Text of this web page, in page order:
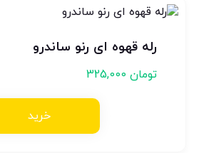
رله قهوه ای رنو ساندرو
تومان325,000
خرید